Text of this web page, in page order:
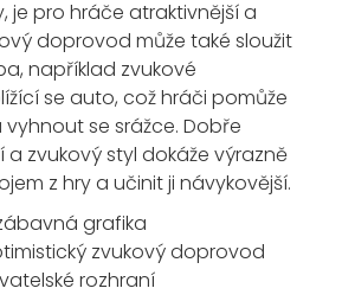
je pro hráče atraktivnější a
doprovod může také sloužit
například zvukové
se auto, což hráči pomůže
se srážce. Dobře
a zvukový styl dokáže výrazně
z hry a učinit ji návykovější.
grafika
zvukový doprovod
rozhraní